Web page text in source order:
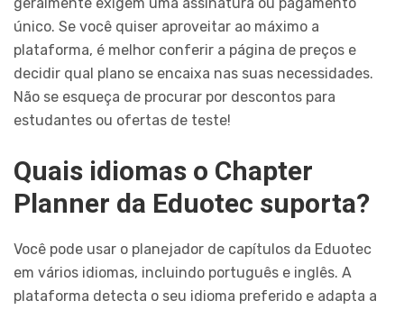
geralmente exigem uma assinatura ou pagamento
único. Se você quiser aproveitar ao máximo a
plataforma, é melhor conferir a página de preços e
decidir qual plano se encaixa nas suas necessidades.
Não se esqueça de procurar por descontos para
estudantes ou ofertas de teste!
Quais idiomas o Chapter
Planner da Eduotec suporta?
Você pode usar o planejador de capítulos da Eduotec
em vários idiomas, incluindo português e inglês. A
plataforma detecta o seu idioma preferido e adapta a